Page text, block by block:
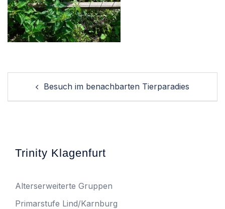
navigationBesuch im benachbarten Tierparadies
Trinity Klagenfurt
Alterserweiterte Gruppen
Primarstufe Lind/Karnburg